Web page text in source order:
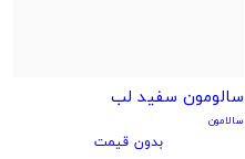
سالومون سفید لب
سالامون
بدون قیمت